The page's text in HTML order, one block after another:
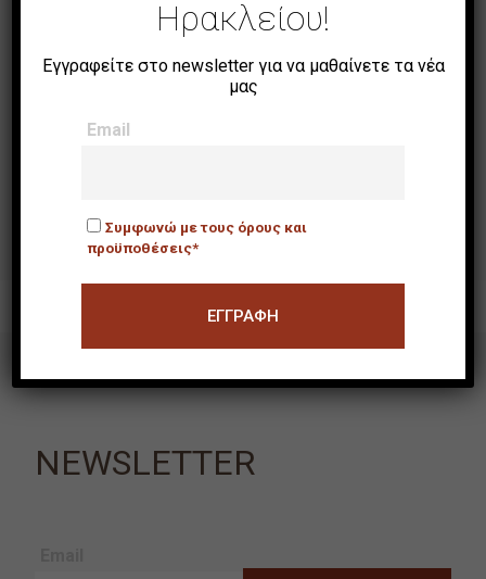
NEWSLETTER
Ηρακλείου!
Εγγραφείτε στο newsletter για να μαθαίνετε τα νέα
μας
Email
Συμφωνώ με τους όρους και
προϋποθέσεις*